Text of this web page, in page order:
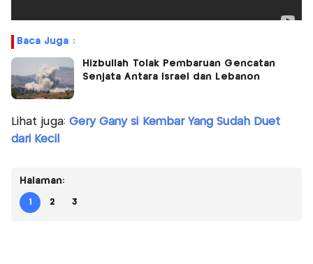
Baca Juga :
Hizbullah Tolak Pembaruan Gencatan
Senjata Antara Israel dan Lebanon
Lihat juga: Gery Gany si Kembar Yang Sudah Duet
dari Kecil
Halaman:
1 2 3